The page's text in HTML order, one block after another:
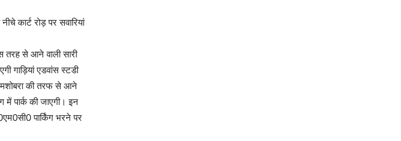
कार्ट रोड़ पर सवारियां
तरह से आने वाली सारी
गाड़ियां एडवांस स्टडी
मशोबरा की तरफ से आने
में पार्क की जाएगी। इन
पार्किंग भरने पर